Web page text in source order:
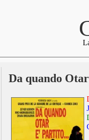
Da quando